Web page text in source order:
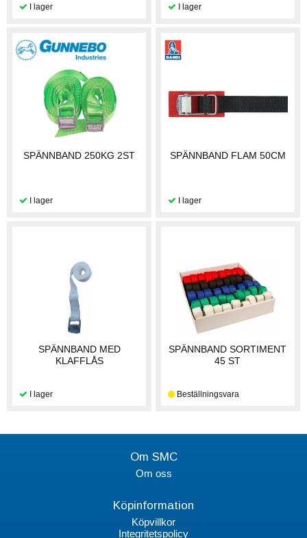
SPÄNNBAND 250KG 2ST SPÄNNBAND FLAM 50CM
SPÄNNBAND MED
KLAFFLÅS
SPÄNNBAND SORTIMENT
45 ST
Om SMC
Om oss
Köpinformation
Köpvillkor
Integritetspolicy